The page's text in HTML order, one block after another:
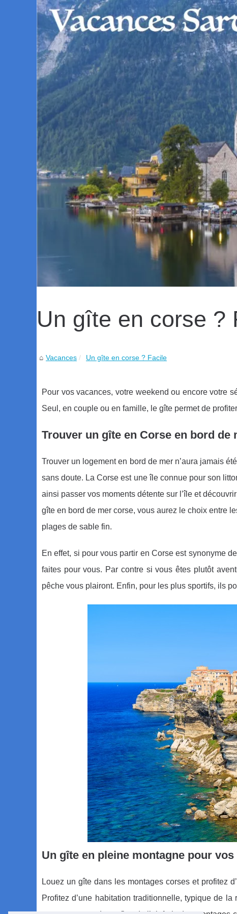
Un gîte en corse ?
Vacances Un gîte en corse ? Facile
Pour vos vacances, votre weekend ou encore votre
Seul, en couple ou en famille, le gîte permet de
Trouver un gîte en Corse en bord de
Trouver un logement en bord de mer n’aura jamais
sans doute. La Corse est une île connue pour son
ainsi passer vos moments détente sur l’île et
gîte en bord de mer corse, vous aurez le choix entre
plages de sable fin.
En effet, si pour vous partir en Corse est synonyme
faites pour vous. Par contre si vous êtes plutôt
pêche vous plairont. Enfin, pour les plus sportifs, ils
Un gîte en pleine montagne pour
Louez un gîte dans les montages corses et profitez
Profitez d’une habitation traditionnelle, typique de